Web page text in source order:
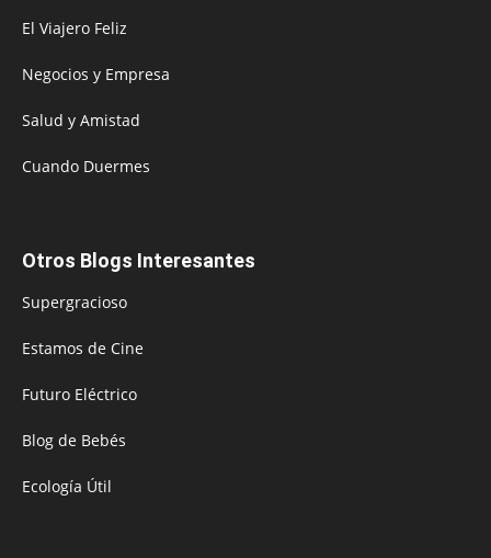
El Viajero Feliz
Negocios y Empresa
Salud y Amistad
Cuando Duermes
Otros Blogs Interesantes
Supergracioso
Estamos de Cine
Futuro Eléctrico
Blog de Bebés
Ecología Útil